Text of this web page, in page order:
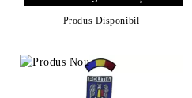
Produs Disponibil